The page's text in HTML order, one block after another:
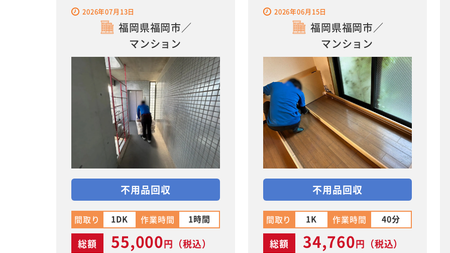
2026年07月13日
福岡県福岡市／
マンション
不用品回収
間取り 1DK 作業時間 1時間
総額 55,000円 （税込）
2026年06月15日
福岡県福岡市／
マンション
不用品回収
間取り 1K 作業時間 40分
総額 34,760円 （税込）